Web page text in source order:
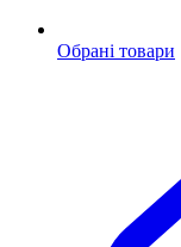
Обрані товари